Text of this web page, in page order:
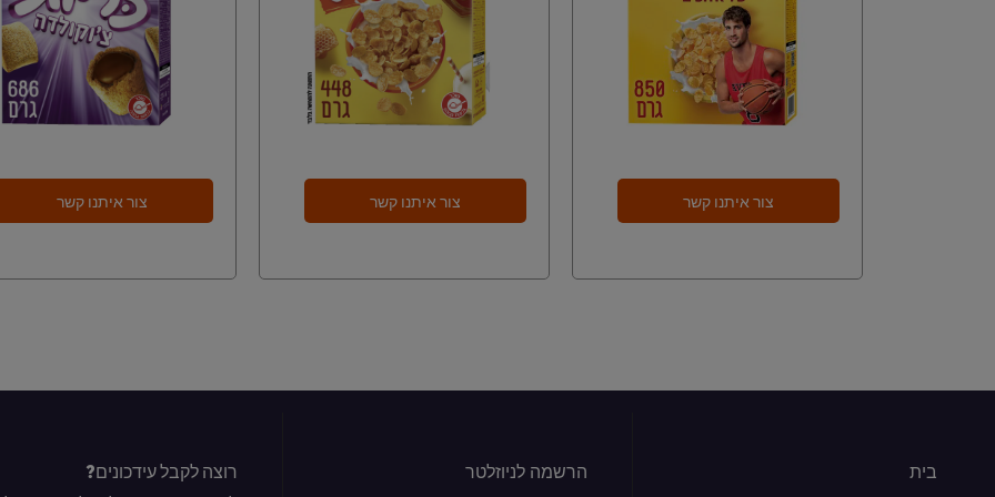
צור איתנו קשר צור איתנו קשר צור איתנו קשר
בית הרשמה לניוזלטר
רוצה לקבל עידכונים?